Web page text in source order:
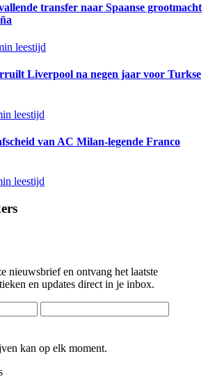
transfer naar Spaanse grootmacht
leestijd
Liverpool na negen jaar voor Turkse
leestijd
van AC Milan-legende Franco
leestijd
nieuwsbrief en ontvang het laatste
en updates direct in je inbox.
kan op elk moment.